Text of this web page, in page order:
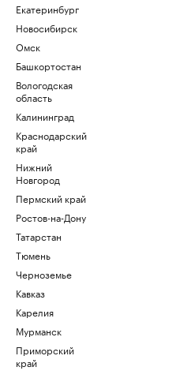
Екатеринбург
Новосибирск
Омск
Башкортостан
Вологодская
область
Калининград
Краснодарский
край
Нижний
Новгород
Пермский край
Ростов-на-Дону
Татарстан
Тюмень
Черноземье
Кавказ
Карелия
Мурманск
Приморский
край